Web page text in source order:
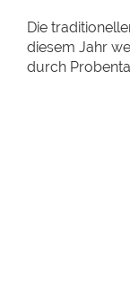
Die
diesem Jahr
durch